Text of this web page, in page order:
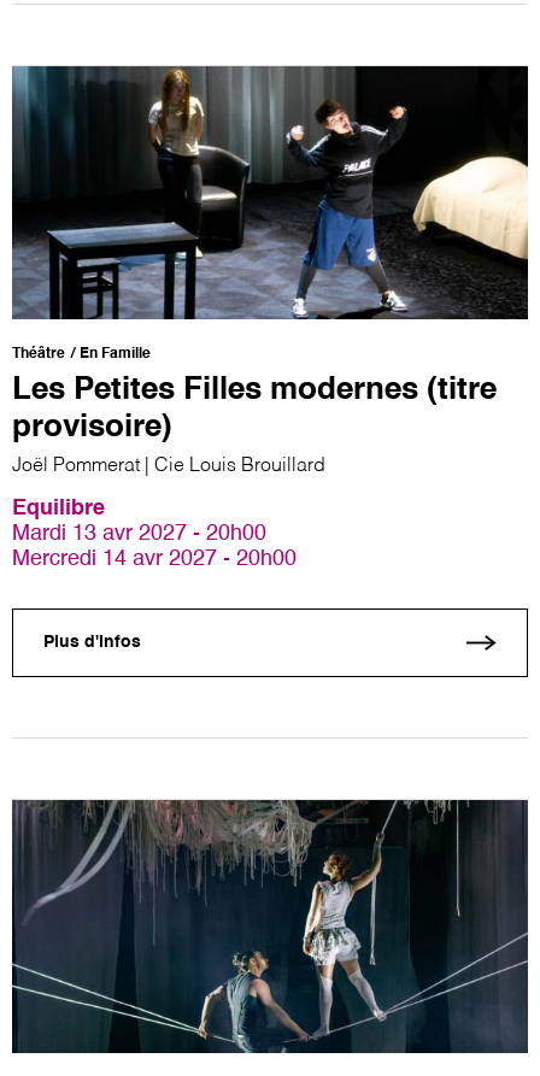
Théâtre En Famille
Les Petites Filles modernes (titre
provisoire)
Joël Pommerat | Cie Louis Brouillard
Equilibre
Mardi 13 avr 2027 - 20h00
Mercredi 14 avr 2027 - 20h00
Plus d'infos